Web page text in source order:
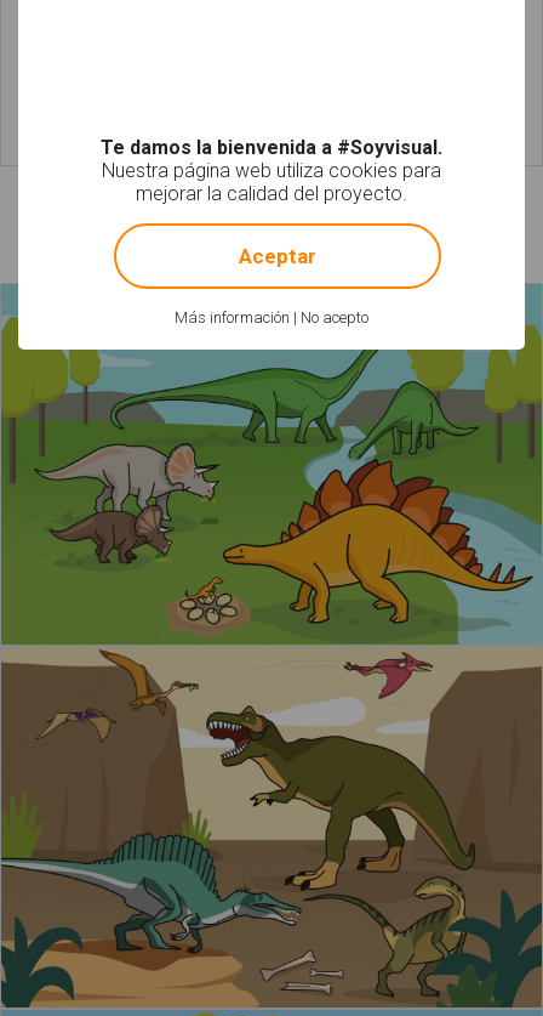
Leer más Leer más
Láminas relacionadas
Te damos la bienvenida a #Soyvisual.
Nuestra página web utiliza cookies para
mejorar la calidad del proyecto.
Más información | No acepto
! Not valid!
Aceptar